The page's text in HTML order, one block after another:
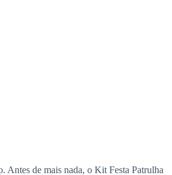
Antes de mais nada, o Kit Festa Patrulha